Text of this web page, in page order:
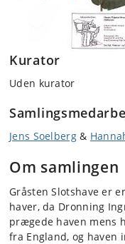
Kurator
Uden kurator
Jens Soelberg&
Om samlingen
Gråsten Slotshave er
haver, da Dronning
prægede haven mens
fra England, og